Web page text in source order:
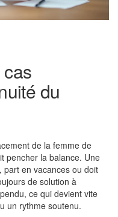
du
de la femme de
pencher la balance. Une
en vacances ou doit
de solution à
ce qui devient vite
un rythme soutenu.